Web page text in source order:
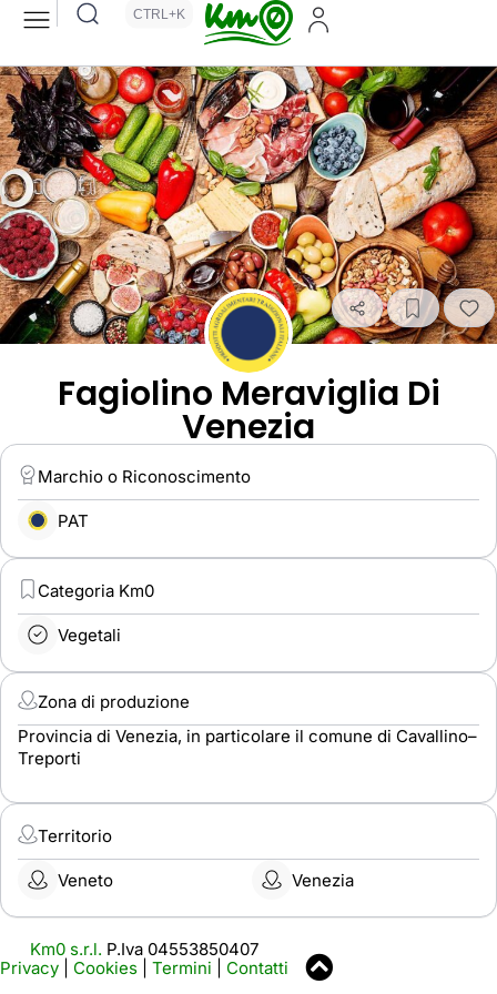
CTRL+K
Fagiolino Meraviglia Di
Venezia
Marchio o Riconoscimento
PAT
Categoria Km0
Vegetali
Zona di produzione
Provincia di Venezia, in particolare il comune di Cavallino–
Treporti
Territorio
Veneto Venezia
Km0 s.r.l. P.Iva 04553850407
Privacy
Cookies Termini Contatti